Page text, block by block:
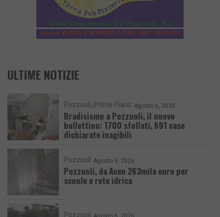
ULTIME NOTIZIE
Pozzuoli Primo Piano Agosto 6, 2026
Bradisismo a Pozzuoli, il nuovo
bollettino: 1700 sfollati, 691 case
dichiarate inagibili
Pozzuoli Agosto 6, 2026
Pozzuoli, da Acen 263mila euro per
scuole e rete idrica
Pozzuoli